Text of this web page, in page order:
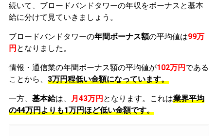
続いて、ブロードバンドタワーの年収をボーナスと基本
給に分けて見ていきましょう。
ブロードバンドタワーの年間ボーナス額の平均値は99万
円 となりました。
情報・通信業の年間ボーナス額の平均値が102万円 である
ことから、 3万円程低い金額になっています。
一方、 基本給は、 月43万円 となります。これは業界平均
の44万円よりも1万円ほど低い金額です。